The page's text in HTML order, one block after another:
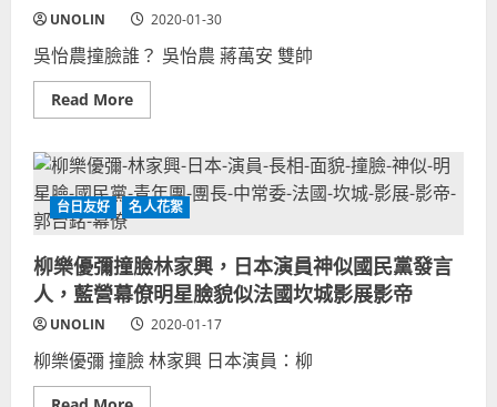
歡
無
法
黨-
南
宮
迪
士
尼
戲
谷
員
工-
神
似
日
本
歌
手
年
UNOLIN 2020-01-30
吳怡農撞臉誰？ 吳怡農 蔣萬安 雙帥
Read MoreRead
more
怡
農
撞
臉
山
太
郎-
晴
光
市
場
正
義
阿
台日友好 名人花絮
柳樂優彌撞臉林家興，日本演員神似國民黨發言
人，藍營幕僚明星臉貌似法國坎城影展影帝
UNOLIN 2020-01-17
柳樂優彌 撞臉 林家興 日本演員：柳